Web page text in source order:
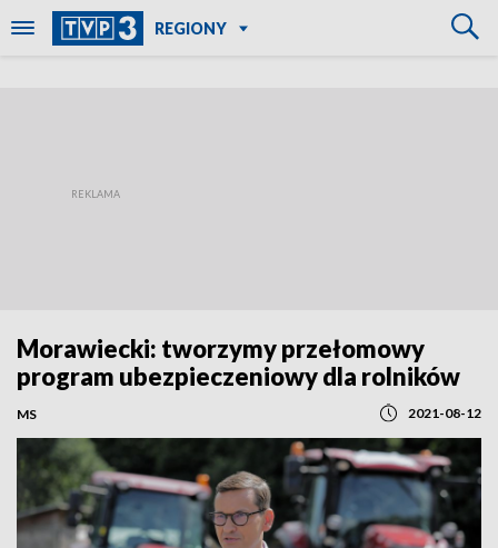
REGIONY
Morawiecki: tworzymy przełomowy
program ubezpieczeniowy dla rolników
MS 2021-08-12